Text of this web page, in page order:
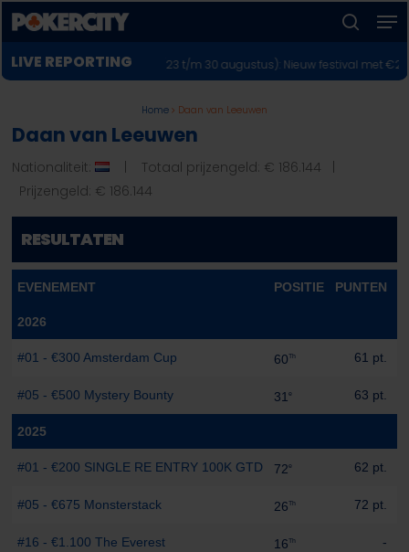
Skip
to
main
content
LIVE REPORTING
Poker Festival 2026 (23 t/m 30 augustus): Nieuw festival met €250.000
Home Daan van Leeuwen
Daan van Leeuwen
Nationaliteit:
| Totaal prijzengeld: € 186.144 |
Prijzengeld: € 186.144
RESULTATEN
EVENEMENT POSITIE PUNTEN
2026
#01 - €300 Amsterdam Cup 60Th 61 pt.
#05 - €500 Mystery Bounty 31e 63 pt.
2025
#01 - €200 SINGLE RE ENTRY 100K GTD 72e 62 pt.
#05 - €675 Monsterstack 26Th 72 pt.
#16 - €1.100 The Everest 16Th -
Menu
sluiten